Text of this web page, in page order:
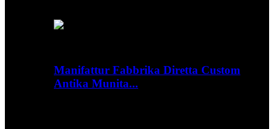
Manifattur Fabbrika Diretta Custom
Antika Munita...